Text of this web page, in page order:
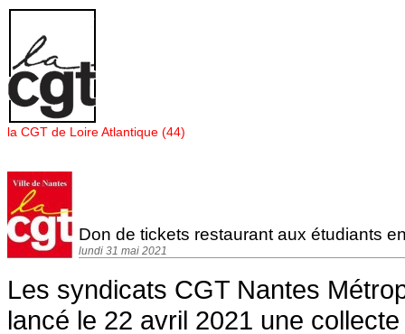
Panneau de gestion des cookies
la CGT de Loire Atlantique (44)
Don de tickets restaurant aux étudiants
lundi 31 mai 2021
Les syndicats CGT Nantes
lancé le 22 avril 2021 une